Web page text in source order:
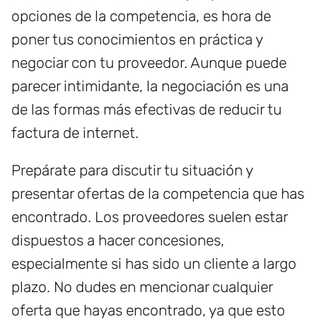
opciones de la competencia, es hora de
poner tus conocimientos en práctica y
negociar con tu proveedor. Aunque puede
parecer intimidante, la negociación es una
de las formas más efectivas de reducir tu
factura de internet.
Prepárate para discutir tu situación y
presentar ofertas de la competencia que has
encontrado. Los proveedores suelen estar
dispuestos a hacer concesiones,
especialmente si has sido un cliente a largo
plazo. No dudes en mencionar cualquier
oferta que hayas encontrado, ya que esto